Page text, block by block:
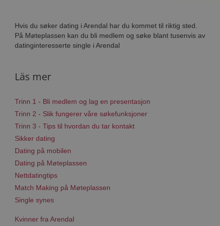
Hvis du søker dating i Arendal har du kommet til riktig sted.
På Møteplassen kan du bli medlem og søke blant tusenvis av
datinginteresserte single i Arendal
Läs mer
Trinn 1 - Bli medlem og lag en presentasjon
Trinn 2 - Slik fungerer våre søkefunksjoner
Trinn 3 - Tips til hvordan du tar kontakt
Sikker dating
Dating på mobilen
Dating på Møteplassen
Nettdatingtips
Match Making på Møteplassen
Single synes
Kvinner fra Arendal